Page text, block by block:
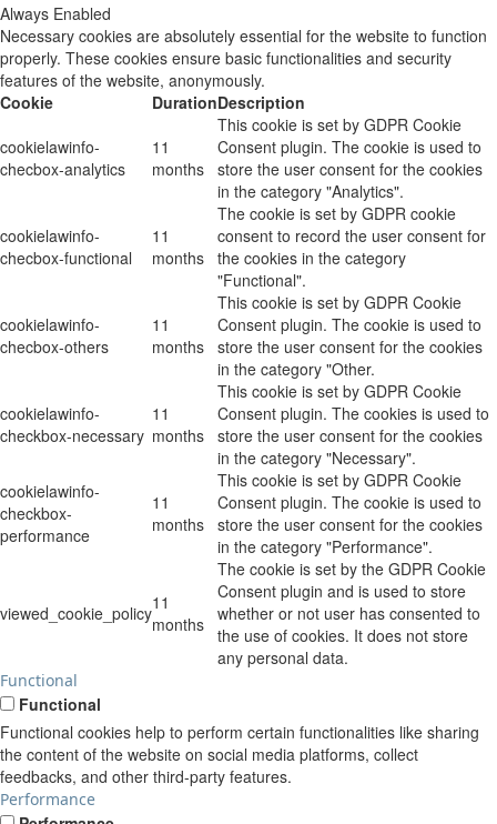
Always Enabled
Necessary cookies are absolutely essential for the website to function
properly. These cookies ensure basic functionalities and security
features of the website, anonymously.
Cookie
DurationDescription
cookielawinfo-
checbox-analytics
11
months
This cookie is set by GDPR Cookie
Consent plugin. The cookie is used to
store the user consent for the cookies
in the category "Analytics".
cookielawinfo-
checbox-functional
11
months
The cookie is set by GDPR cookie
consent to record the user consent for
the cookies in the category
"Functional".
cookielawinfo-
checbox-others
11
months
This cookie is set by GDPR Cookie
Consent plugin. The cookie is used to
store the user consent for the cookies
in the category "Other.
cookielawinfo-
checkbox-necessary
11
months
This cookie is set by GDPR Cookie
Consent plugin. The cookies is used to
store the user consent for the cookies
in the category "Necessary".
cookielawinfo-
checkbox-
performance
11
months
This cookie is set by GDPR Cookie
Consent plugin. The cookie is used to
store the user consent for the cookies
in the category "Performance".
viewed_cookie_policy11
months
The cookie is set by the GDPR Cookie
Consent plugin and is used to store
whether or not user has consented to
the use of cookies. It does not store
any personal data.
Functional
Functional
Functional cookies help to perform certain functionalities like sharing
the content of the website on social media platforms, collect
feedbacks, and other third-party features.
Performance